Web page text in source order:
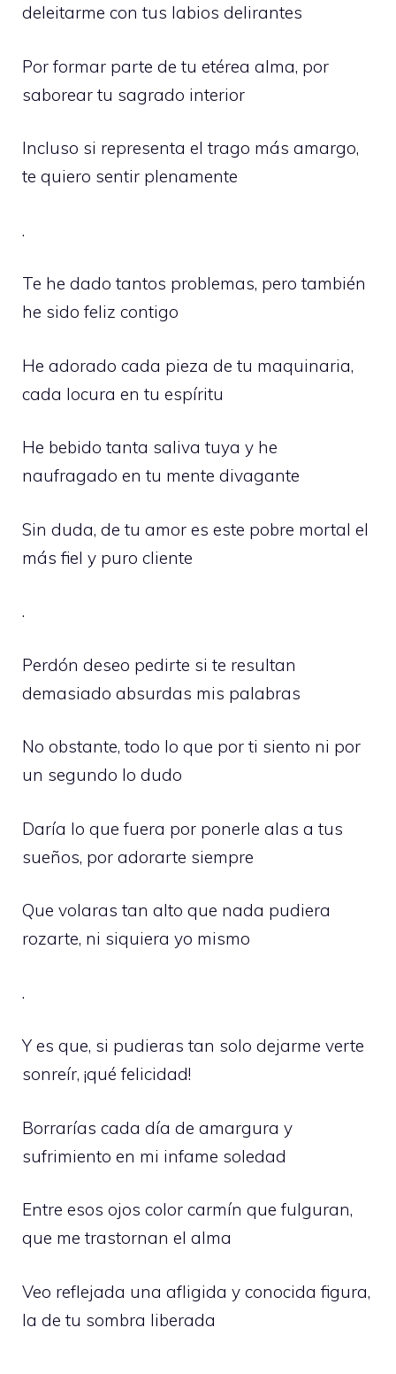
deleitarme con tus labios delirantes
Por formar parte de tu etérea alma, por
saborear tu sagrado interior
Incluso si representa el trago más amargo,
te quiero sentir plenamente
.
Te he dado tantos problemas, pero también
he sido feliz contigo
He adorado cada pieza de tu maquinaria,
cada locura en tu espíritu
He bebido tanta saliva tuya y he
naufragado en tu mente divagante
Sin duda, de tu amor es este pobre mortal el
más fiel y puro cliente
.
Perdón deseo pedirte si te resultan
demasiado absurdas mis palabras
No obstante, todo lo que por ti siento ni por
un segundo lo dudo
Daría lo que fuera por ponerle alas a tus
sueños, por adorarte siempre
Que volaras tan alto que nada pudiera
rozarte, ni siquiera yo mismo
.
Y es que, si pudieras tan solo dejarme verte
sonreír, ¡qué felicidad!
Borrarías cada día de amargura y
sufrimiento en mi infame soledad
Entre esos ojos color carmín que fulguran,
que me trastornan el alma
Veo reflejada una afligida y conocida figura,
la de tu sombra liberada